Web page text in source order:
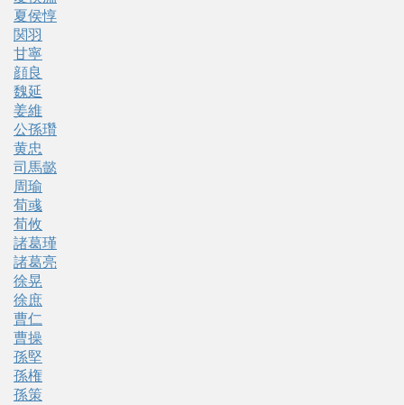
夏侯惇
関羽
甘寧
顔良
魏延
姜維
公孫瓚
黄忠
司馬懿
周瑜
荀彧
荀攸
諸葛瑾
諸葛亮
徐晃
徐庶
曹仁
曹操
孫堅
孫権
孫策